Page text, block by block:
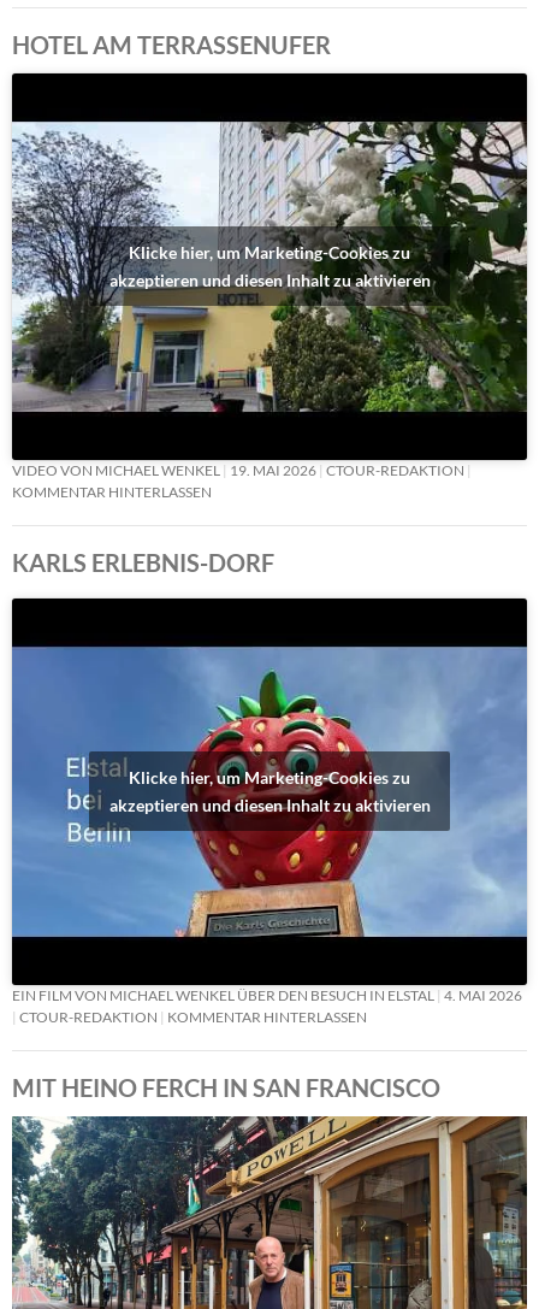
HOTEL AM TERRASSENUFER
Klicke hier, um Marketing-Cookies zu
akzeptieren und diesen Inhalt zu aktivieren
VIDEO VON MICHAEL WENKEL 19. MAI 2026 CTOUR-REDAKTION
KOMMENTAR HINTERLASSEN
KARLS ERLEBNIS-DORF
Klicke hier, um Marketing-Cookies zu
akzeptieren und diesen Inhalt zu aktivieren
EIN FILM VON MICHAEL WENKEL ÜBER DEN BESUCH IN ELSTAL
4. MAI 2026
CTOUR-REDAKTION
KOMMENTAR HINTERLASSEN
MIT HEINO FERCH IN SAN FRANCISCO